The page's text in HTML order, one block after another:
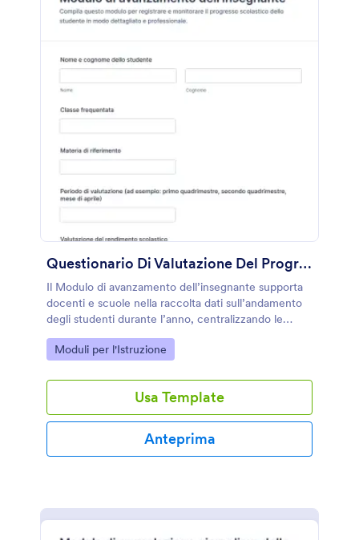
Questionario Di Valutazione Del Progresso Degli Insegnanti
Il Modulo di avanzamento dell’insegnante supporta
docenti e scuole nella raccolta dati sull’andamento
degli studenti durante l’anno, centralizzando le
risposte e facilitando la condivisione interna con
Jotform.
Go to Category:
Moduli per l'Istruzione
Usa Template
Anteprima